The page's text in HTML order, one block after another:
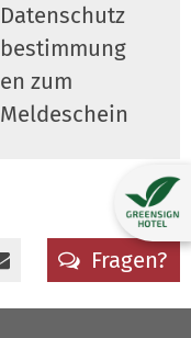
Datenschutz
bestimmung
en zum
Meldeschein
Fragen?